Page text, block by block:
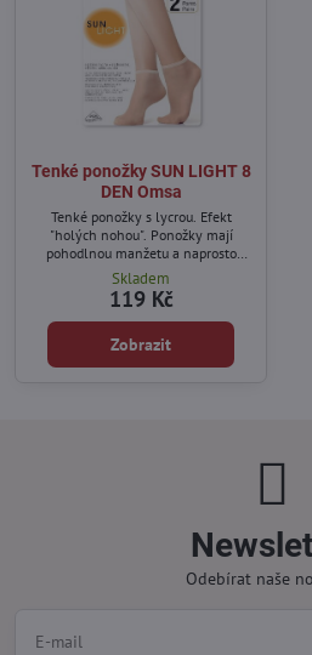
Tenké ponožky SUN LIGHT 8
DEN Omsa
Tenké ponožky s lycrou. Efekt
"holých nohou". Ponožky mají
pohodlnou manžetu a naprosto
neviditelné zesílení prstů.
Skladem
119 Kč
Zobrazit
Odebírat naše